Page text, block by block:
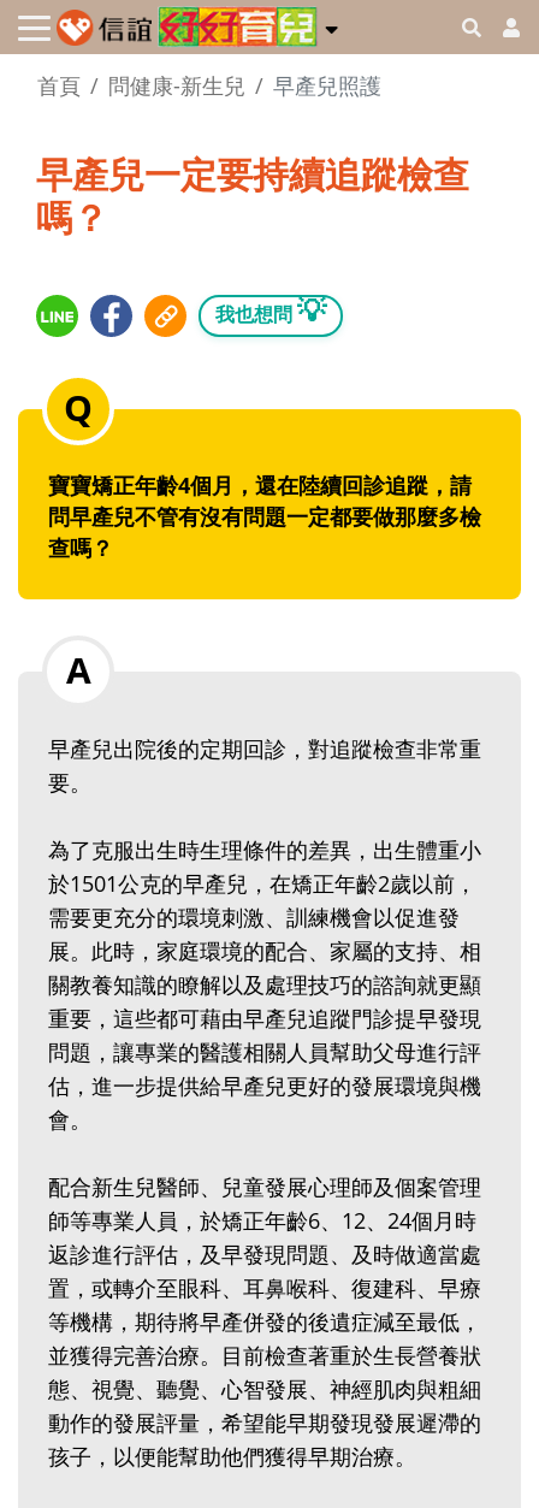
首頁 問健康-新生兒 早產兒照護
早產兒一定要持續追蹤檢查
嗎？
我也想問 💡
寶寶矯正年齡4個月，還在陸續回診追蹤，請
問早產兒不管有沒有問題一定都要做那麼多檢
查嗎？
早產兒出院後的定期回診，對追蹤檢查非常重
要。
為了克服出生時生理條件的差異，出生體重小
於1501公克的早產兒，在矯正年齡2歲以前，
需要更充分的環境刺激、訓練機會以促進發
展。此時，家庭環境的配合、家屬的支持、相
關教養知識的瞭解以及處理技巧的諮詢就更顯
重要，這些都可藉由早產兒追蹤門診提早發現
問題，讓專業的醫護相關人員幫助父母進行評
估，進一步提供給早產兒更好的發展環境與機
會。
配合新生兒醫師、兒童發展心理師及個案管理
師等專業人員，於矯正年齡6、12、24個月時
返診進行評估，及早發現問題、及時做適當處
置，或轉介至眼科、耳鼻喉科、復建科、早療
等機構，期待將早產併發的後遺症減至最低，
並獲得完善治療。目前檢查著重於生長營養狀
態、視覺、聽覺、心智發展、神經肌肉與粗細
動作的發展評量，希望能早期發現發展遲滯的
孩子，以便能幫助他們獲得早期治療。